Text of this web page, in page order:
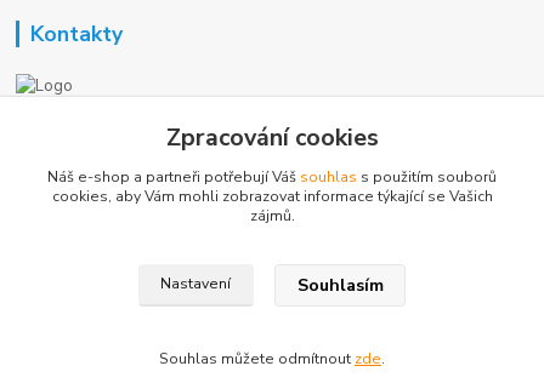
Kontakty
+420 723 362 738
Zpracování cookies
Náš e-shop a partneři potřebují Váš souhlas s použitím souborů
cookies, aby Vám mohli zobrazovat informace týkající se Vašich
zájmů.
Nastavení Souhlasím
Souhlas můžete odmítnout zde.